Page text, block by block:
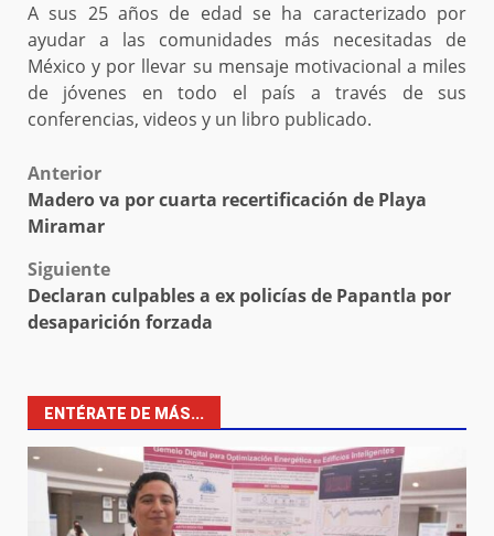
A sus 25 años de edad se ha caracterizado por
ayudar a las comunidades más necesitadas de
México y por llevar su mensaje motivacional a miles
de jóvenes en todo el país a través de sus
conferencias, videos y un libro publicado.
Post
navigation
Anterior
Madero va por cuarta recertificación de Playa
Miramar
Siguiente
Declaran culpables a ex policías de Papantla por
desaparición forzada
ENTÉRATE DE MÁS...